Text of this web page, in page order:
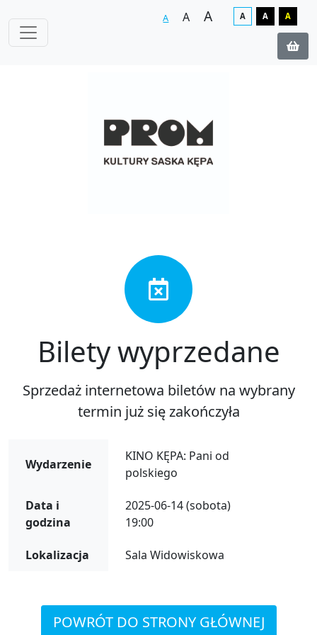
A A A A A A
Bilety wyprzedane
Sprzedaż internetowa biletów na wybrany
termin już się zakończyła
Wydarzenie
KINO KĘPA: Pani od
polskiego
Data i
godzina
2025-06-14 (sobota)
19:00
Lokalizacja Sala Widowiskowa
POWRÓT DO STRONY GŁÓWNEJ